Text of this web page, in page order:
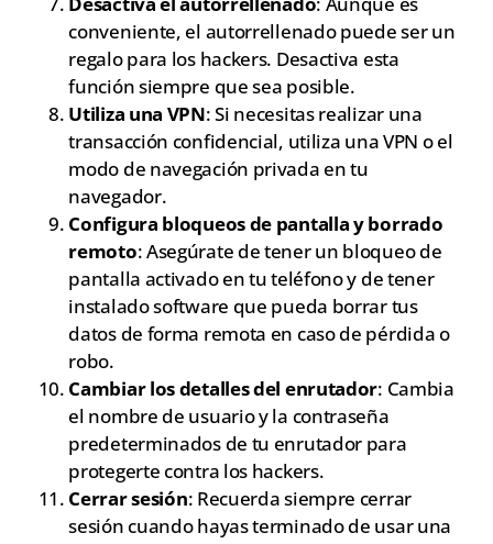
conveniente, el autorrellenado puede ser un
regalo para los hackers. Desactiva esta
función siempre que sea posible.
Utiliza una VPN: Si necesitas realizar una
transacción confidencial, utiliza una VPN o el
modo de navegación privada en tu
navegador.
Configura bloqueos de pantalla y borrado
remoto: Asegúrate de tener un bloqueo de
pantalla activado en tu teléfono y de tener
instalado software que pueda borrar tus
datos de forma remota en caso de pérdida o
robo.
Cambiar los detalles del enrutador: Cambia
el nombre de usuario y la contraseña
predeterminados de tu enrutador para
protegerte contra los hackers.
Cerrar sesión: Recuerda siempre cerrar
sesión cuando hayas terminado de usar una